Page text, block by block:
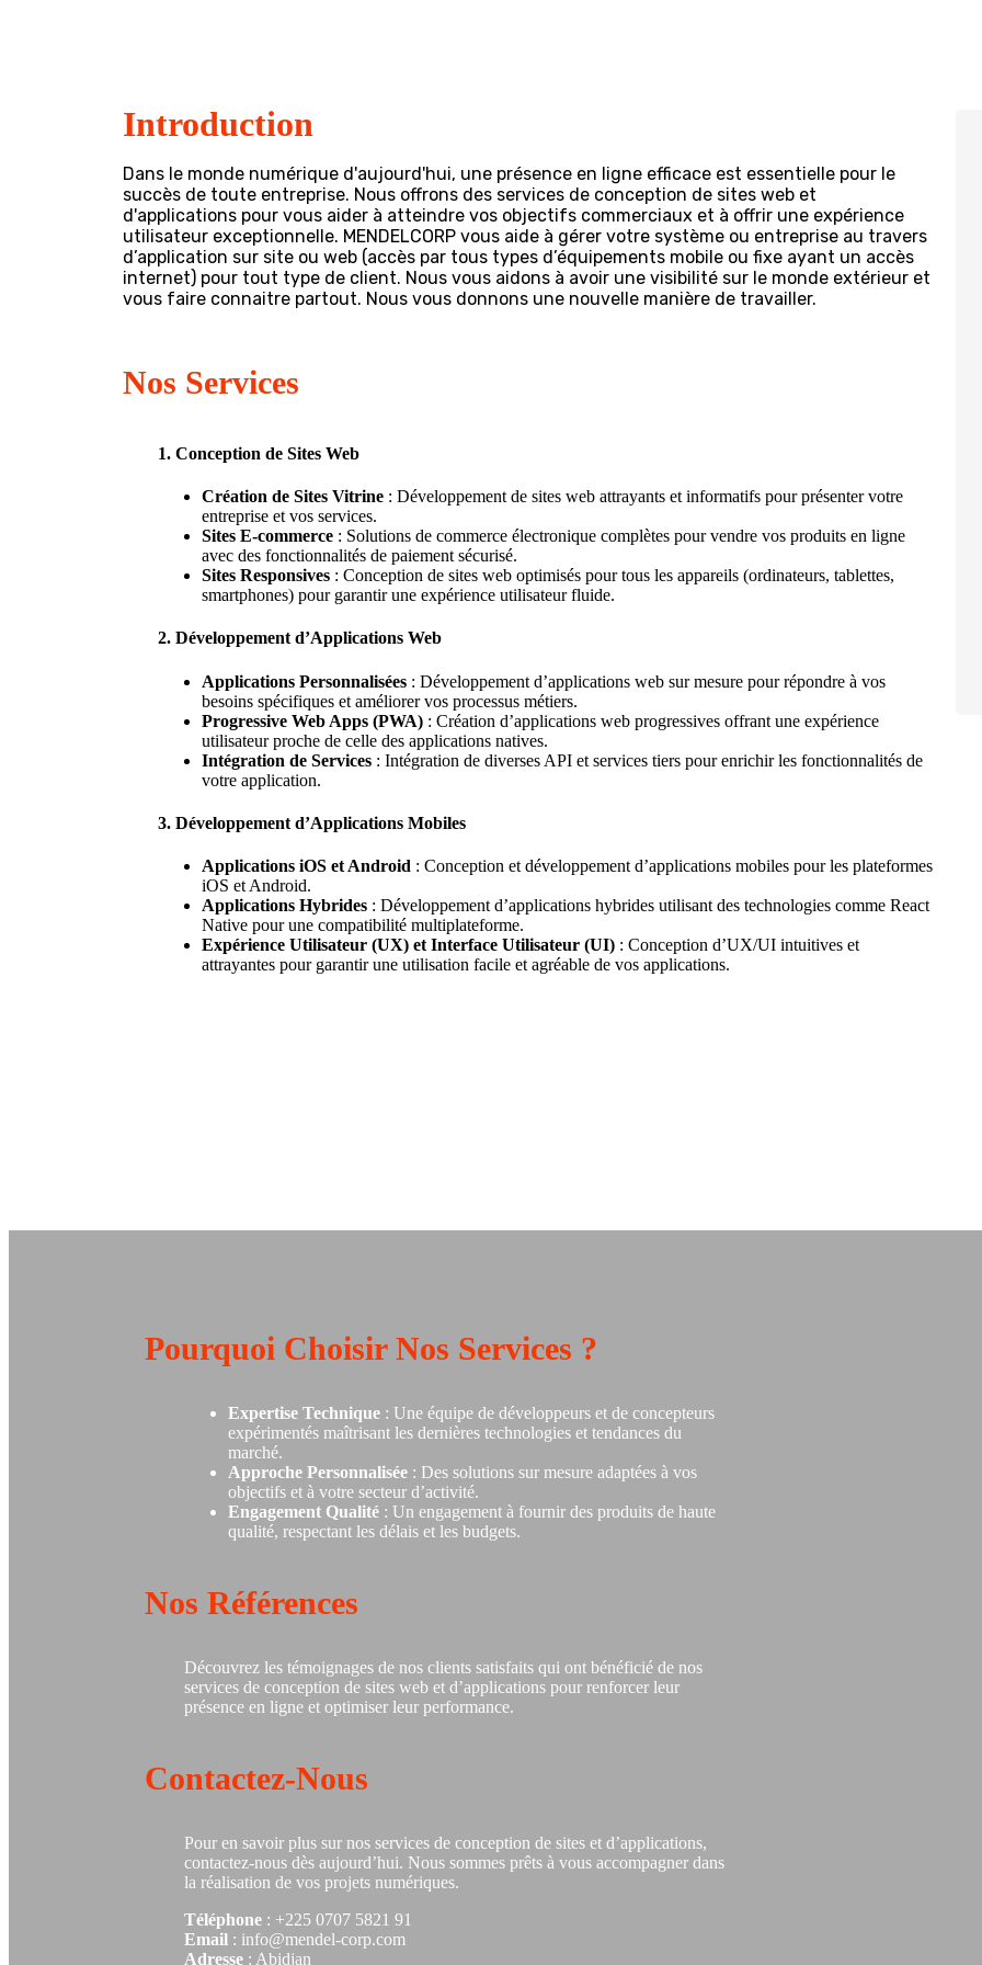
Introduction
Dans le monde numérique d'aujourd'hui, une présence en ligne efficace est essentielle pour le
succès de toute entreprise. Nous offrons des services de conception de sites web et
d'applications pour vous aider à atteindre vos objectifs commerciaux et à offrir une expérience
utilisateur exceptionnelle. MENDELCORP vous aide à gérer votre système ou entreprise au travers
d’application sur site ou web (accès par tous types d’équipements mobile ou fixe ayant un accès
internet) pour tout type de client. Nous vous aidons à avoir une visibilité sur le monde extérieur et
vous faire connaitre partout. Nous vous donnons une nouvelle manière de travailler.
Nos Services
1. Conception de Sites Web
Création de Sites Vitrine : Développement de sites web attrayants et informatifs pour présenter votre
entreprise et vos services.
Sites E-commerce : Solutions de commerce électronique complètes pour vendre vos produits en ligne
avec des fonctionnalités de paiement sécurisé.
Sites Responsives : Conception de sites web optimisés pour tous les appareils (ordinateurs, tablettes,
smartphones) pour garantir une expérience utilisateur fluide.
2. Développement d’Applications Web
Applications Personnalisées : Développement d’applications web sur mesure pour répondre à vos
besoins spécifiques et améliorer vos processus métiers.
Progressive Web Apps (PWA) : Création d’applications web progressives offrant une expérience
utilisateur proche de celle des applications natives.
Intégration de Services : Intégration de diverses API et services tiers pour enrichir les fonctionnalités de
votre application.
3. Développement d’Applications Mobiles
Applications iOS et Android : Conception et développement d’applications mobiles pour les plateformes
iOS et Android.
Applications Hybrides : Développement d’applications hybrides utilisant des technologies comme React
Native pour une compatibilité multiplateforme.
Expérience Utilisateur (UX) et Interface Utilisateur (UI) : Conception d’UX/UI intuitives et
attrayantes pour garantir une utilisation facile et agréable de vos applications.
Pourquoi Choisir Nos Services ?
Expertise Technique : Une équipe de développeurs et de concepteurs
expérimentés maîtrisant les dernières technologies et tendances du
marché.
Approche Personnalisée : Des solutions sur mesure adaptées à vos
objectifs et à votre secteur d’activité.
Engagement Qualité : Un engagement à fournir des produits de haute
qualité, respectant les délais et les budgets.
Nos Références
Découvrez les témoignages de nos clients satisfaits qui ont bénéficié de nos
services de conception de sites web et d’applications pour renforcer leur
présence en ligne et optimiser leur performance.
Contactez-Nous
Pour en savoir plus sur nos services de conception de sites et d’applications,
contactez-nous dès aujourd’hui. Nous sommes prêts à vous accompagner dans
la réalisation de vos projets numériques.
Téléphone : +225 0707 5821 91
Email : info@mendel-corp.com
Adresse : Abidjan